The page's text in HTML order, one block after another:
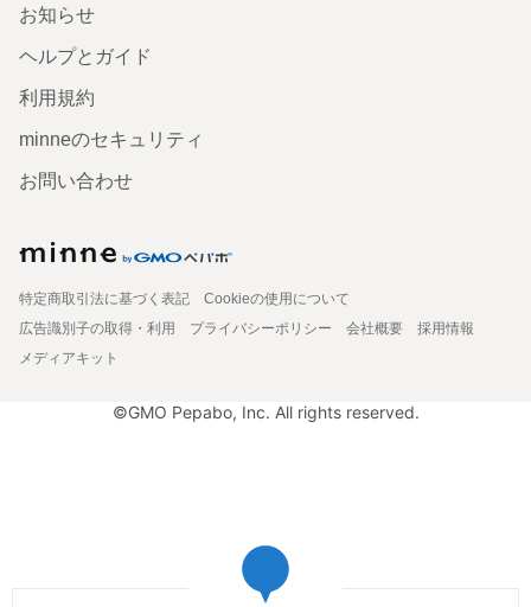
お知らせ
ヘルプとガイド
利用規約
minneのセキュリティ
お問い合わせ
特定商取引法に基づく表記
Cookieの使用について
広告識別子の取得・利用
プライバシーポリシー 会社概要
採用情報
メディアキット
©GMO Pepabo, Inc. All rights reserved.